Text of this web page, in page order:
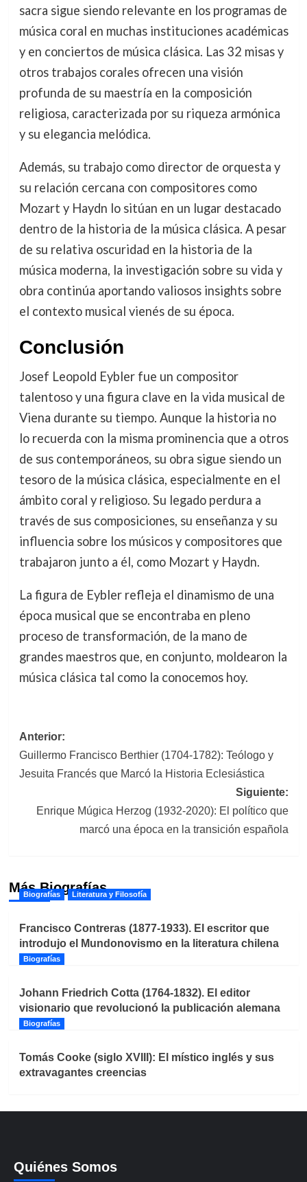
sacra sigue siendo relevante en los programas de
música coral en muchas instituciones académicas
y en conciertos de música clásica. Las 32 misas y
otros trabajos corales ofrecen una visión
profunda de su maestría en la composición
religiosa, caracterizada por su riqueza armónica
y su elegancia melódica.
Además, su trabajo como director de orquesta y
su relación cercana con compositores como
Mozart y Haydn lo sitúan en un lugar destacado
dentro de la historia de la música clásica. A pesar
de su relativa oscuridad en la historia de la
música moderna, la investigación sobre su vida y
obra continúa aportando valiosos insights sobre
el contexto musical vienés de su época.
Conclusión
Josef Leopold Eybler fue un compositor
talentoso y una figura clave en la vida musical de
Viena durante su tiempo. Aunque la historia no
lo recuerda con la misma prominencia que a otros
de sus contemporáneos, su obra sigue siendo un
tesoro de la música clásica, especialmente en el
ámbito coral y religioso. Su legado perdura a
través de sus composiciones, su enseñanza y su
influencia sobre los músicos y compositores que
trabajaron junto a él, como Mozart y Haydn.
La figura de Eybler refleja el dinamismo de una
época musical que se encontraba en pleno
proceso de transformación, de la mano de
grandes maestros que, en conjunto, moldearon la
música clásica tal como la conocemos hoy.
Navegación
de
Anterior:
Guillermo Francisco Berthier (1704-1782): Teólogo y
Jesuita Francés que Marcó la Historia Eclesiástica
Siguiente:
Enrique Múgica Herzog (1932-2020): El político que
marcó una época en la transición española
Más Biografías
Biografías Literatura y Filosofía
Francisco Contreras (1877-1933). El escritor que
introdujo el Mundonovismo en la literatura chilena
Biografías
Johann Friedrich Cotta (1764-1832). El editor
visionario que revolucionó la publicación alemana
Biografías
Tomás Cooke (siglo XVIII): El místico inglés y sus
extravagantes creencias
Quiénes Somos